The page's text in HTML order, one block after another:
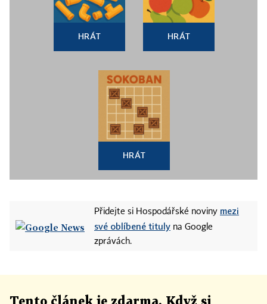
HRÁT HRÁT
HRÁT
Přidejte si Hospodářské noviny mezi
své oblíbené tituly na Google
zprávách.